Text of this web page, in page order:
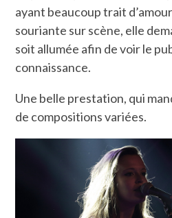
ayant beaucoup trait
souriante sur scène, elle
soit allumée afin de voir le
connaissance.
Une belle prestation, qui
de compositions variées.